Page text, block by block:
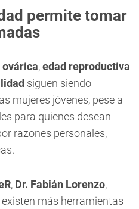
permite tomar
,edad reproductiva
siguen siendo
mujeres jóvenes, pese a
para quienes desean
razones personales,
, Dr. Fabián Lorenzo,
más herramientas